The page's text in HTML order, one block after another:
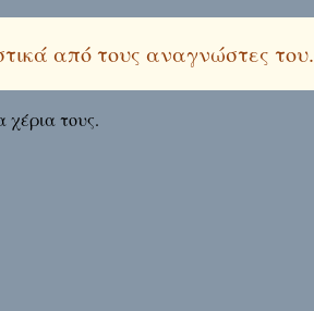
από τους αναγνώστες του.
τους.